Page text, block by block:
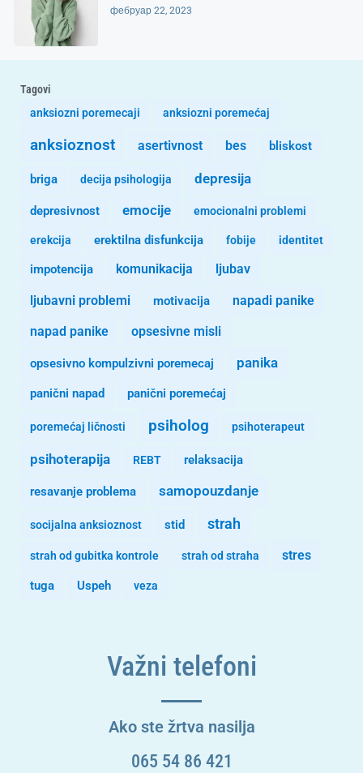
фебруар 22, 2023
Tagovi
anksiozni poremecaji
anksiozni poremećaj
anksioznost asertivnost bes bliskost
briga decija psihologija depresija
depresivnost emocije emocionalni problemi
erekcija erektilna disfunkcija fobije identitet
impotencija komunikacija ljubav
ljubavni problemi motivacija napadi panike
napad panike opsesivne misli
opsesivno kompulzivni poremecaj panika
panični napad panični poremećaj
poremećaj ličnosti psiholog psihoterapeut
psihoterapija REBT relaksacija
resavanje problema samopouzdanje
socijalna anksioznost stid strah
strah od gubitka kontrole strah od straha stres
tuga Uspeh veza
Važni telefoni
Ako ste žrtva nasilja
065 54 86 421